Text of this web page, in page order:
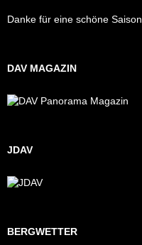
Danke für eine schöne Saison
DAV MAGAZIN
JDAV
BERGWETTER